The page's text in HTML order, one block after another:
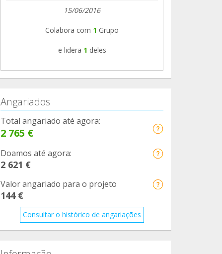
15/06/2016
Colabora com 1 Grupo
e lidera 1 deles
Angariados
Total angariado até agora:
2 765 €
Doamos até agora:
2 621 €
Valor angariado para o projeto
144 €
Consultar o histórico de angariações